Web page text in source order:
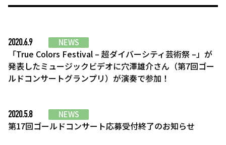
2020.6.9 NEWS
「True Colors Festival – 超ダイバーシティ芸術祭 –」が
発表したミュージックビデオに穴澤雄介さん（第7回ゴー
ルドコンサートグランプリ）が演奏で参加！
2020.5.8 NEWS
第17回ゴールドコンサート応募受付終了のお知らせ